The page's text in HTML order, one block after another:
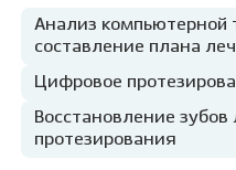
Анализ компьютерной
составление плана
Цифровое
Восстановление
протезирования